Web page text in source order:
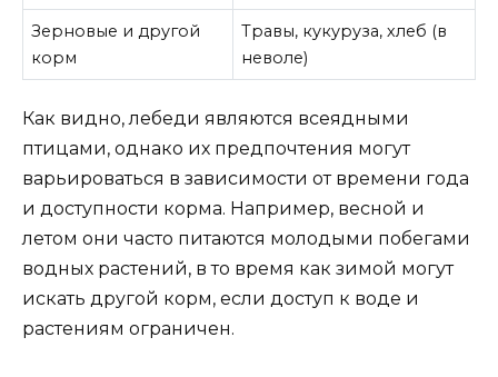
Зерновые и другой
корм
Травы, кукуруза, хлеб (в
неволе)
Как видно, лебеди являются всеядными
птицами, однако их предпочтения могут
варьироваться в зависимости от времени года
и доступности корма. Например, весной и
летом они часто питаются молодыми побегами
водных растений, в то время как зимой могут
искать другой корм, если доступ к воде и
растениям ограничен.